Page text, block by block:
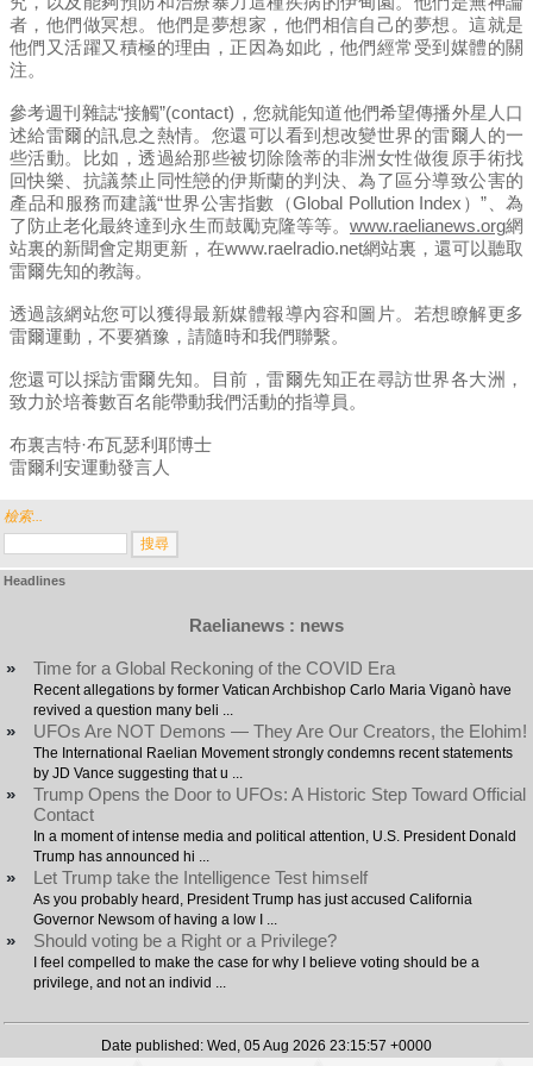
檢索...
Headlines
Raelianews : news
» Time for a Global Reckoning of the COVID Era
Recent allegations by former Vatican Archbishop Carlo Maria Viganò have
revived a question many beli ...
» UFOs Are NOT Demons — They Are Our Creators, the Elohim!
The International Raelian Movement strongly condemns recent statements
by JD Vance suggesting that u ...
»
Trump Opens the Door to UFOs: A Historic Step Toward Official
Contact
In a moment of intense media and political attention, U.S. President Donald
Trump has announced hi ...
» Let Trump take the Intelligence Test himself
As you probably heard, President Trump has just accused California
Governor Newsom of having a low I ...
» Should voting be a Right or a Privilege?
I feel compelled to make the case for why I believe voting should be a
privilege, and not an individ ...
Date published: Wed, 05 Aug 2026 23:15:57 +0000
者，他們做冥想。他們是夢想家，他們相信自己的夢想。這就是
他們又活躍又積極的理由，正因為如此，他們經常受到媒體的關
注。
參考週刊雜誌“接觸”(contact)，您就能知道他們希望傳播外星人口
述給雷爾的訊息之熱情。您還可以看到想改變世界的雷爾人的一
些活動。比如，透過給那些被切除陰蒂的非洲女性做復原手術找
回快樂、抗議禁止同性戀的伊斯蘭的判決、為了區分導致公害的
產品和服務而建議“世界公害指數（Global Pollution Index）”、為
了防止老化最終達到永生而鼓勵克隆等等。 www.raelianews.org網
站裏的新聞會定期更新，在www.raelradio.net網站裏，還可以聽取
雷爾先知的教誨。
透過該網站您可以獲得最新媒體報導內容和圖片。若想瞭解更多
雷爾運動，不要猶豫，請隨時和我們聯繫。
您還可以採訪雷爾先知。目前，雷爾先知正在尋訪世界各大洲，
致力於培養數百名能帶動我們活動的指導員。
布裏吉特·布瓦瑟利耶博士
雷爾利安運動發言人